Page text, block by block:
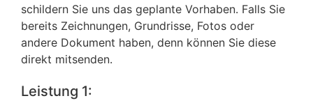
schildern Sie uns das geplante Vorhaben. Falls Sie
bereits Zeichnungen, Grundrisse, Fotos oder
andere Dokument haben, denn können Sie diese
direkt mitsenden.
Leistung 1: